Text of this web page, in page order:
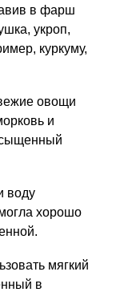
в фарш
укроп,
куркуму,
овощи
и
воду
хорошо
мягкий
в